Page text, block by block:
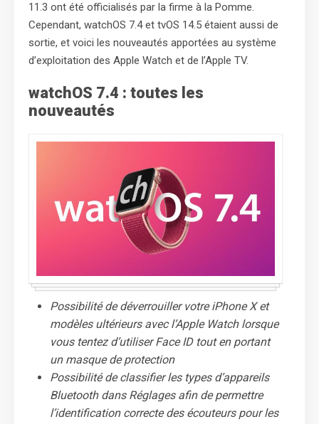
11.3 ont été officialisés par la firme à la Pomme.
Cependant, watchOS 7.4 et tvOS 14.5 étaient aussi de
sortie, et voici les nouveautés apportées au système
d’exploitation des Apple Watch et de l’Apple TV.
watchOS 7.4 : toutes les
nouveautés
Possibilité de déverrouiller votre iPhone X et
modèles ultérieurs avec l’Apple Watch lorsque
vous tentez d’utiliser Face ID tout en portant
un masque de protection
Possibilité de classifier les types d’appareils
Bluetooth dans Réglages afin de permettre
l’identification correcte des écouteurs pour les